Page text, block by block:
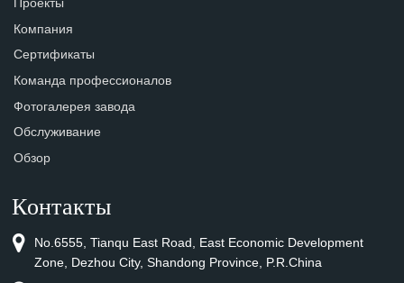
Проекты
Компания
Сертификаты
Команда профессионалов
Фотогалерея завода
Обслуживание
Обзор
Контакты
No.6555, Tianqu East Road, East Economic Development
Zone, Dezhou City, Shandong Province, P.R.China